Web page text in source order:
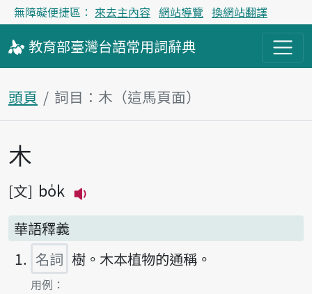
無障礙便捷區： 來去主內容 網站導覽 換網站翻譯
教育部臺灣台語常用詞辭典
頭頁 詞目：木（這馬頁面）
主內容區
木
文 bo̍k
華語釋義
名詞 樹。木本植物的通稱。
第1項釋義的
用例：